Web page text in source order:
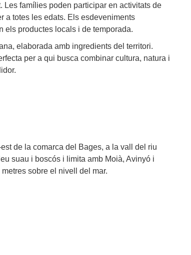
Les famílies poden participar en activitats de
a totes les edats. Els esdeveniments
els productes locals i de temporada.
elaborada amb ingredients del territori.
per a qui busca combinar cultura, natura i
de la comarca del Bages, a la vall del riu
suau i boscós i limita amb Moià, Avinyó i
metres sobre el nivell del mar.